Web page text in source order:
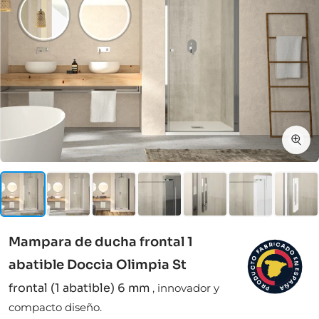
Mampara de ducha frontal 1
abatible Doccia Olimpia St
frontal (1 abatible) 6 mm , innovador y
compacto diseño.
P
R
O
D
U
C
T
O
FABRICADO
E
N
E
S
P
A
Ñ
A